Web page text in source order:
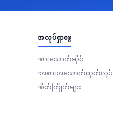
အလုပ်ရှာဖွေ
စားသောက်ဆိုင်
အစားအသောက်ထုတ်လုပ်
စိတ်ကြိုက်များ